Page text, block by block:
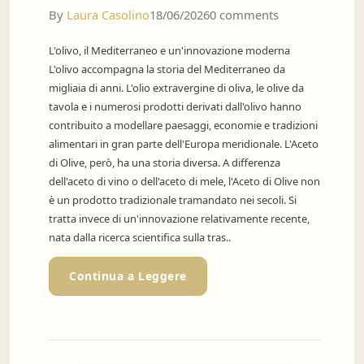
By Laura Casolino18/06/20260 comments
L'olivo, il Mediterraneo e un'innovazione moderna
L'olivo accompagna la storia del Mediterraneo da
migliaia di anni. L'olio extravergine di oliva, le olive da
tavola e i numerosi prodotti derivati dall'olivo hanno
contribuito a modellare paesaggi, economie e tradizioni
alimentari in gran parte dell'Europa meridionale. L'Aceto
di Olive, però, ha una storia diversa. A differenza
dell'aceto di vino o dell'aceto di mele, l'Aceto di Olive non
è un prodotto tradizionale tramandato nei secoli. Si
tratta invece di un'innovazione relativamente recente,
nata dalla ricerca scientifica sulla tras..
Continua a Leggere